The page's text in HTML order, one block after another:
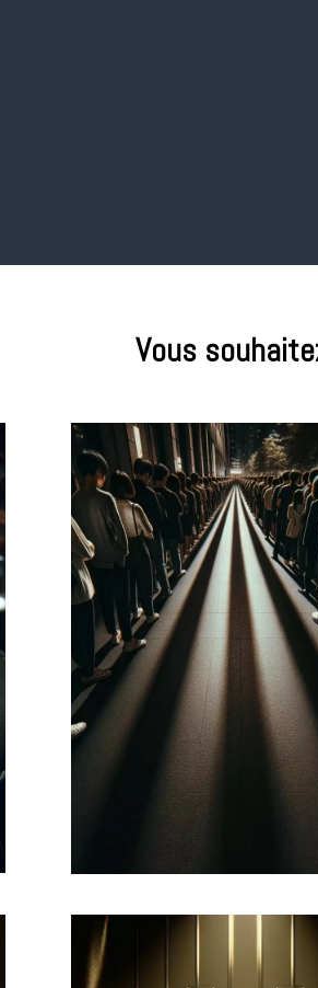
Vous
Capter de
clients
Définir une stratégie
Auditer l'expérience
identifiant et en
profil de sa clientèle en
hors ligne.